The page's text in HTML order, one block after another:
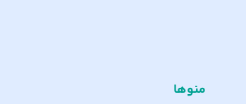
منوها